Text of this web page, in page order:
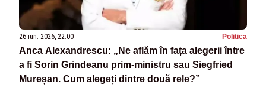
26 iun. 2026, 22:00 Politica
Anca Alexandrescu: „Ne aflăm în fața alegerii între
a fi Sorin Grindeanu prim-ministru sau Siegfried
Mureșan. Cum alegeți dintre două rele?”